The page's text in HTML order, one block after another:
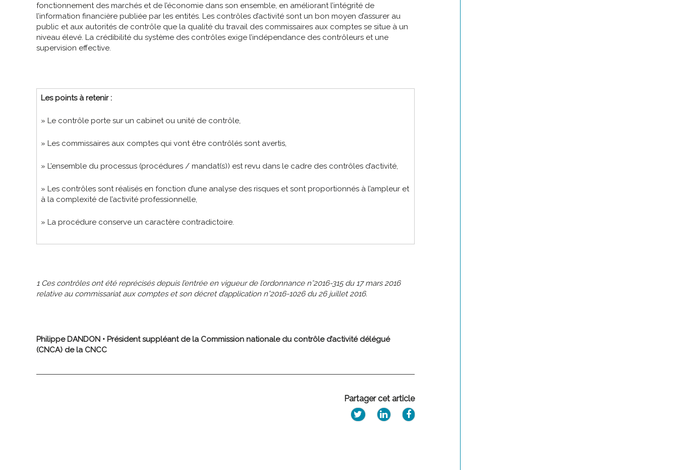
fonctionnement des marchés et de l’économie dans son ensemble, en améliorant l’intégrité de
l’information financière publiée par les entités. Les contrôles d’activité sont un bon moyen d’assurer au
public et aux autorités de contrôle que la qualité du travail des commissaires aux comptes se situe à un
niveau élevé. La crédibilité du système des contrôles exige l’indépendance des contrôleurs et une
supervision effective.
Les points à retenir :
» Le contrôle porte sur un cabinet ou unité de contrôle,
» Les commissaires aux comptes qui vont être contrôlés sont avertis,
» L’ensemble du processus (procédures / mandat(s)) est revu dans le cadre des contrôles d’activité,
» Les contrôles sont réalisés en fonction d’une analyse des risques et sont proportionnés à l’ampleur et
à la complexité de l’activité professionnelle,
» La procédure conserve un caractère contradictoire.
1Ces contrôles ont été reprécisés depuis l’entrée en vigueur de l’ordonnance n°2016-315 du 17 mars 2016
relative au commissariat aux comptes et son décret d’application n°2016-1026 du 26 juillet 2016.
Philippe DANDON • Président suppléant de la Commission nationale du contrôle d’activité délégué
(CNCA) de la CNCC
Partager cet article